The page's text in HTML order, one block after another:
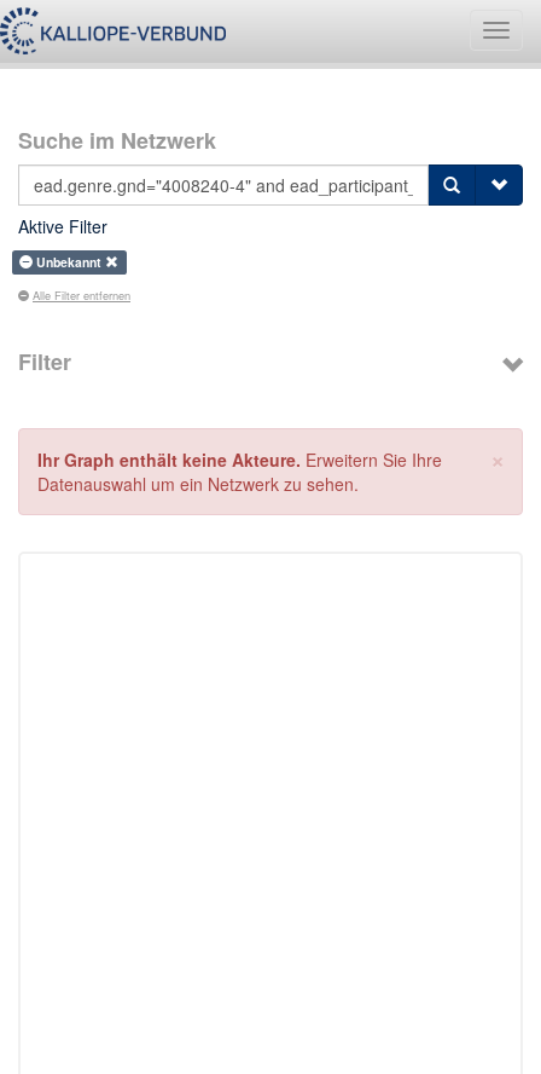
Suche im Netzwerk
Aktive Filter
Unbekannt
Alle Filter entfernen
Filter
×
Ihr Graph enthält keine Akteure. Erweitern Sie Ihre
Datenauswahl um ein Netzwerk zu sehen.